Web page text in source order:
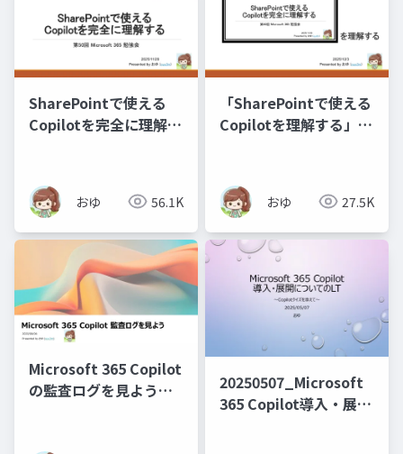
SharePointで使える
Copilotを完全に理解す
おゆ 56.1K
「SharePointで使える
Copilotを理解する」を
おゆ 27.5K
Microsoft 365 Copilot
の監査ログを見よう
20250507_Microsoft
365 Copilot導入・展開